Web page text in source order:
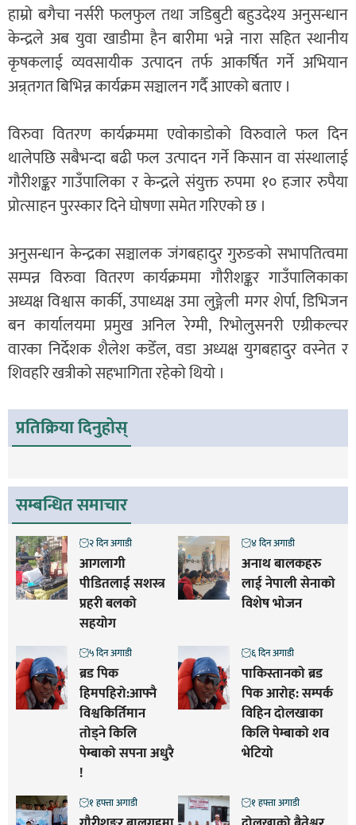
हाम्रो बगैचा नर्सरी फलफुल तथा जडिबुटी बहुउदेश्य अनुसन्धान
केन्द्रले अब युवा खाडीमा हैन बारीमा भन्ने नारा सहित स्थानीय
कृषकलाई व्यवसायीक उत्पादन तर्फ आकर्षित गर्ने अभियान
अन्र्तगत बिभिन्न कार्यक्रम सञ्चालन गर्दै आएको बताए ।
विरुवा वितरण कार्यक्रममा एवोकाडोको विरुवाले फल दिन
थालेपछि सबैभन्दा बढी फल उत्पादन गर्ने किसान वा संस्थालाई
गौरीशङ्कर गाउँपालिका र केन्द्रले संयुक्त रुपमा १० हजार रुपैया
प्रोत्साहन पुरस्कार दिने घोषणा समेत गरिएको छ ।
अनुसन्धान केन्द्रका सञ्चालक जंगबहादुर गुरुङको सभापतित्वमा
सम्पन्न विरुवा वितरण कार्यक्रममा गौरीशङ्कर गाउँपालिकाका
अध्यक्ष विश्वास कार्की, उपाध्यक्ष उमा लुङ्गेली मगर शेर्पा, डिभिजन
बन कार्यालयमा प्रमुख अनिल रेग्मी, रिभोलुसनरी एग्रीकल्चर
वारका निर्देशक शैलेश कडेँल, वडा अध्यक्ष युगबहादुर वस्नेत र
शिवहरि खत्रीको सहभागिता रहेको थियो ।
प्रतिक्रिया दिनुहोस्
सम्बन्धित समाचार
आगलागी
पीडितलाई सशस्त्र
प्रहरी बलको
सहयोग
२ दिन अगाडी
अनाथ बालकहरु
लाई नेपाली सेनाको
विशेष भोजन
४ दिन अगाडी
ब्रड पिक
हिमपहिरो:आफ्नै
विश्वकिर्तिमान
तोड्ने किलि
पेम्बाको सपना अधुरै
!
५ दिन अगाडी
पाकिस्तानको ब्रड
पिक आरोह‌‌: सम्पर्क
विहिन दोलखाका
किलि पेम्बाको शव
भेटियो
६ दिन अगाडी
१ हफ्ता अगाडी १ हफ्ता अगाडी